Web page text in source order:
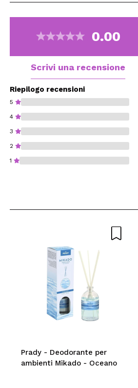
0.00
Scrivi una recensione
Riepilogo recensioni
5
4
3
2
1
Prady - Deodorante per
ambienti Mikado - Oceano